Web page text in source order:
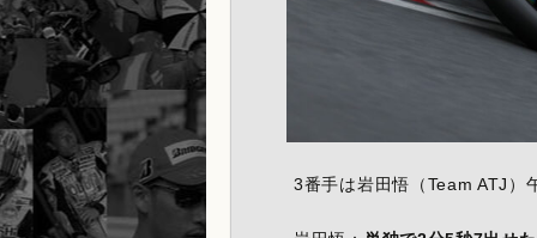
3番手は岩田悟（Team ATJ）